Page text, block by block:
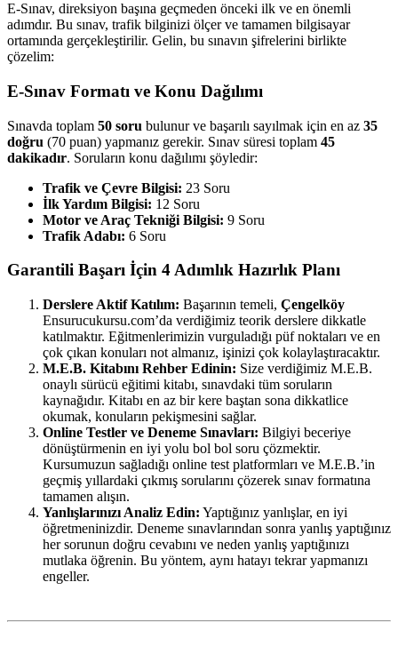
E-Sınav, direksiyon başına geçmeden önceki ilk ve en önemli
adımdır. Bu sınav, trafik bilginizi ölçer ve tamamen bilgisayar
ortamında gerçekleştirilir. Gelin, bu sınavın şifrelerini birlikte
çözelim:
E-Sınav Formatı ve Konu Dağılımı
Sınavda toplam 50 soru bulunur ve başarılı sayılmak için en az 35
doğru (70 puan) yapmanız gerekir. Sınav süresi toplam 45
dakikadır. Soruların konu dağılımı şöyledir:
Trafik ve Çevre Bilgisi: 23 Soru
İlk Yardım Bilgisi: 12 Soru
Motor ve Araç Tekniği Bilgisi: 9 Soru
Trafik Adabı: 6 Soru
Garantili Başarı İçin 4 Adımlık Hazırlık Planı
Derslere Aktif Katılım: Başarının temeli, Çengelköy
Ensurucukursu.com’da verdiğimiz teorik derslere dikkatle
katılmaktır. Eğitmenlerimizin vurguladığı püf noktaları ve en
çok çıkan konuları not almanız, işinizi çok kolaylaştıracaktır.
M.E.B. Kitabını Rehber Edinin: Size verdiğimiz M.E.B.
onaylı sürücü eğitimi kitabı, sınavdaki tüm soruların
kaynağıdır. Kitabı en az bir kere baştan sona dikkatlice
okumak, konuların pekişmesini sağlar.
Online Testler ve Deneme Sınavları: Bilgiyi beceriye
dönüştürmenin en iyi yolu bol bol soru çözmektir.
Kursumuzun sağladığı online test platformları ve M.E.B.’in
geçmiş yıllardaki çıkmış sorularını çözerek sınav formatına
tamamen alışın.
Yanlışlarınızı Analiz Edin: Yaptığınız yanlışlar, en iyi
öğretmeninizdir. Deneme sınavlarından sonra yanlış yaptığınız
her sorunun doğru cevabını ve neden yanlış yaptığınızı
mutlaka öğrenin. Bu yöntem, aynı hatayı tekrar yapmanızı
engeller.